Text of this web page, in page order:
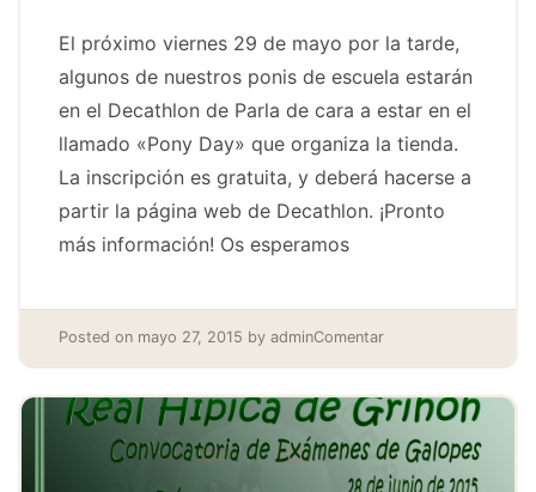
El próximo viernes 29 de mayo por la tarde,
algunos de nuestros ponis de escuela estarán
en el Decathlon de Parla de cara a estar en el
llamado «Pony Day» que organiza la tienda.
La inscripción es gratuita, y deberá hacerse a
partir la página web de Decathlon. ¡Pronto
más información! Os esperamos
Posted on mayo 27, 2015 by adminComentar